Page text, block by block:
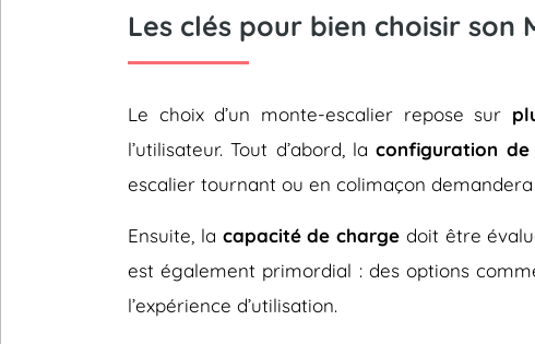
Les clés pour bien choisir son
Le choix d’un monte-escalier repose sur
l’utilisateur. Tout d’abord, laconfiguration de
escalier tournant ou en colimaçon
Ensuite, la capacité de charge doit être
est également primordial : des options
l’expérience d’utilisation.